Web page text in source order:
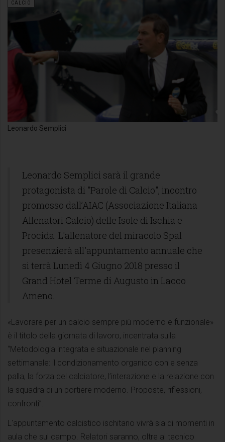
Leonardo Semplici
CALCIO
Leonardo Semplici sarà il grande
protagonista di "Parole di Calcio", incontro
promosso dall’AIAC (Associazione Italiana
Allenatori Calcio) delle Isole di Ischia e
Procida. L'allenatore del miracolo Spal
presenzierà all'appuntamento annuale che
si terrà Lunedì 4 Giugno 2018 presso il
Grand Hotel Terme di Augusto in Lacco
Ameno.
«Lavorare per un calcio sempre più moderno e funzionale»
è il titolo della giornata di lavoro, incentrata sulla
“Metodologia integrata e situazionale nel planning
settimanale: il condizionamento organico con e senza
palla, la forza del calciatore, l’interazione e la relazione con
la squadra di un portiere moderno. Proposte, riflessioni,
confronti”.
L'appuntamento calcistico ischitano vivrà sia di momenti in
aula che sul campo. Relatori saranno, oltre al tecnico